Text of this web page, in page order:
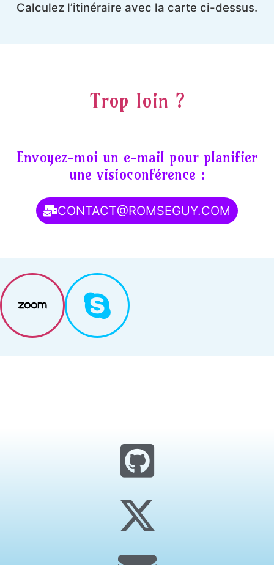
Calculez l’itinéraire avec la carte ci-dessus.
Trop loin ?
Envoyez-moi un e-mail pour planifier
une visioconférence :
CONTACT@ROMSEGUY.COM